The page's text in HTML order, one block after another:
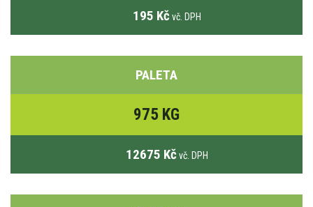
195 Kč vč. DPH
PALETA
975 KG
12675 Kč vč. DPH